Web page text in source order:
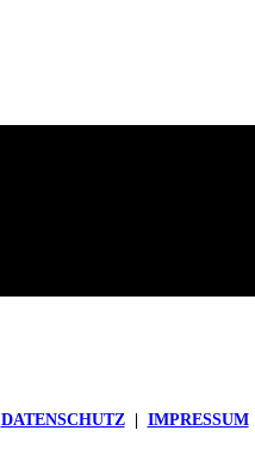
DATEN­SCHUTZ| IMPRESSUM